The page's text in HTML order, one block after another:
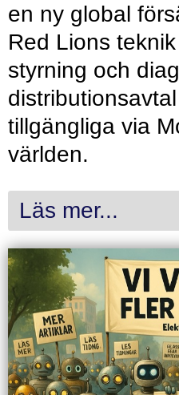
en ny global
Red Lions
styrning och
tillgängliga via
världen.
Läs mer...